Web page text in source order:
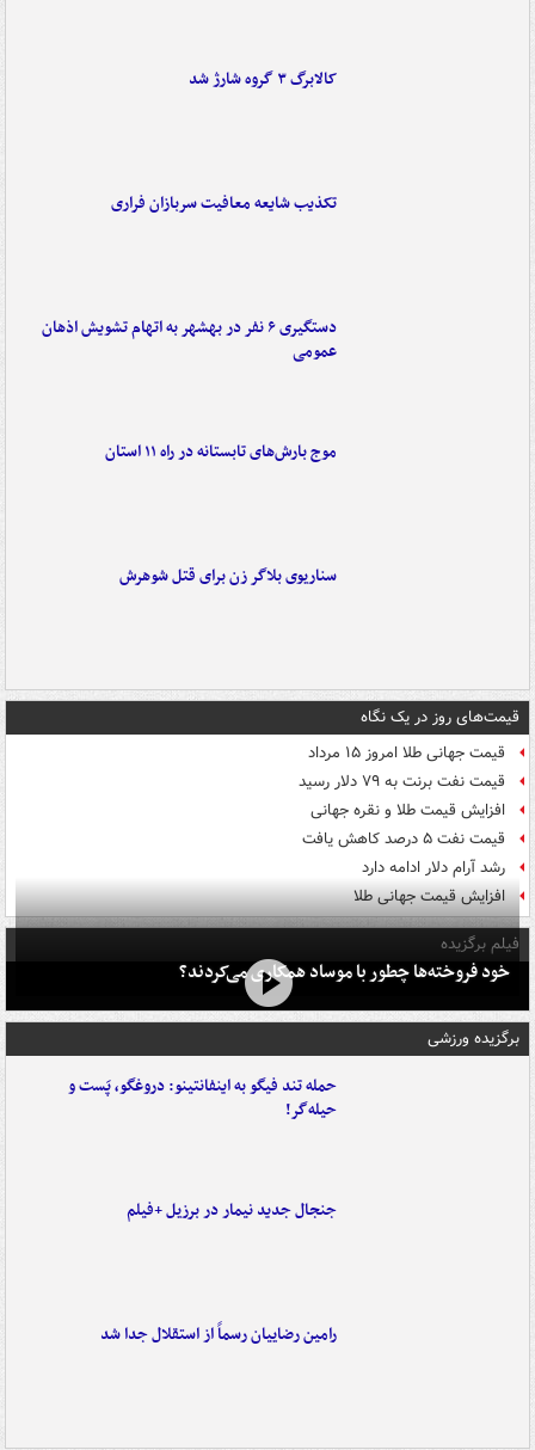
کالابرگ ۳ گروه شارژ شد
تکذیب شایعه معافیت سربازان فراری
دستگیری ۶ نفر در بهشهر به اتهام تشویش اذهان
عمومی
موج بارش‌های تابستانه در راه ۱۱ استان
سناریوی بلاگر زن برای قتل شوهرش
قیمت‌های روز در یک نگاه
قیمت جهانی طلا امروز ۱۵ مرداد
قیمت نفت برنت به ۷۹ دلار رسید
افزایش قیمت طلا و نقره جهانی
قیمت نفت ۵ درصد کاهش یافت
رشد آرام دلار ادامه دارد
افزایش قیمت جهانی طلا
فیلم برگزیده
خود فروخته‌ها چطور با موساد همکاری می‌کردند؟
برگزیده ورزشی
حمله تند فیگو به اینفانتینو: دروغگو، پَست‌ و
حیله‌گر!
جنجال جدید نیمار در برزیل +فیلم
رامین رضاییان رسماً از استقلال جدا شد